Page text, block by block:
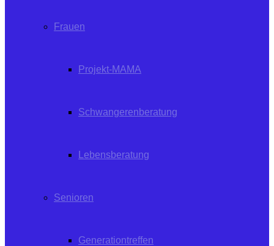
Frauen
Projekt-MAMA
Schwangerenberatung
Lebensberatung
Senioren
Generationtreffen